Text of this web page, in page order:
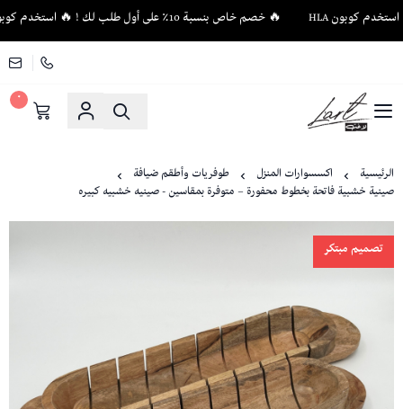
🔥 خصم خاص بنسبة 10٪ على أول طلب لك ! 🔥 استخدم كوبون HLA
لاغت - أثاث فاخر وإكسسوارات منزلية فريدة
٠
الرئيسية اكسسوارات المنزل
طوفريات وأطقم ضيافة
صينية خشبية فاتحة بخطوط محفورة – متوفرة بمقاسين - صينيه خشبيه كبيره
تصميم مبتكر